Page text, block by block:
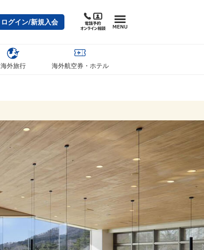
ログイン/新規入会
海外旅行 海外航空券・ホテル